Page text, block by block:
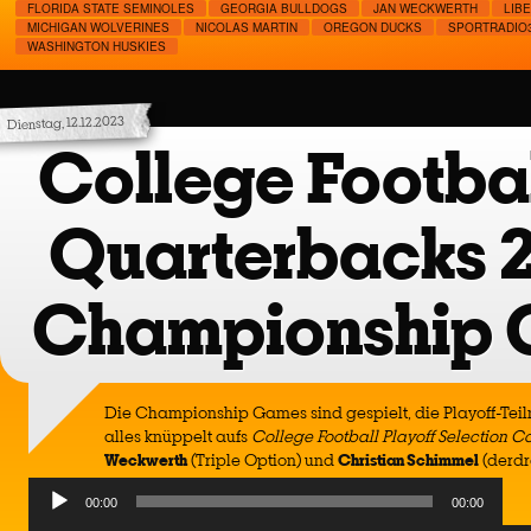
FLORIDA STATE SEMINOLES
GEORGIA BULLDOGS JAN WECKWERTH
MICHIGAN WOLVERINES
NICOLAS MARTIN OREGON DUCKS
WASHINGTON HUSKIES
Dienstag, 12.12.2023
College
Quarterbacks
Championship
Die Championship Games sind gespielt, die Playoff-
alles knüppelt aufs College Football Playoff Selection
Weckwerth(Triple Option) undChristian Schimmel
Audio
00:00 00:00